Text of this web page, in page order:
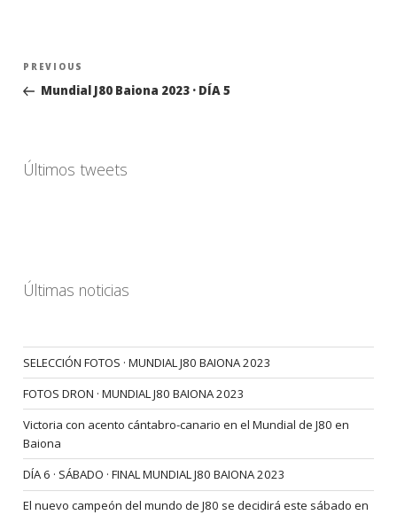
Navegación
entradas
Previous
Post
PREVIOUS
Mundial J80 Baiona 2023 · DÍA 5
Últimos tweets
Últimas noticias
SELECCIÓN FOTOS · MUNDIAL J80 BAIONA 2023
FOTOS DRON · MUNDIAL J80 BAIONA 2023
Victoria con acento cántabro-canario en el Mundial de J80 en
Baiona
DÍA 6 · SÁBADO · FINAL MUNDIAL J80 BAIONA 2023
El nuevo campeón del mundo de J80 se decidirá este sábado en